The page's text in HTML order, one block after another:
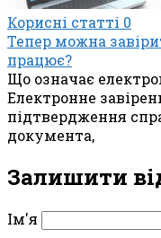
Корисні статті 0
Тепер можна
працює?
Що означає
Електронне
підтвердження
документа,
Залишити
Ім'я